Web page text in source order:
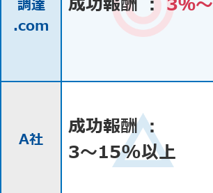
調達
.com
A社
成功報酬 ：
3〜15%以上